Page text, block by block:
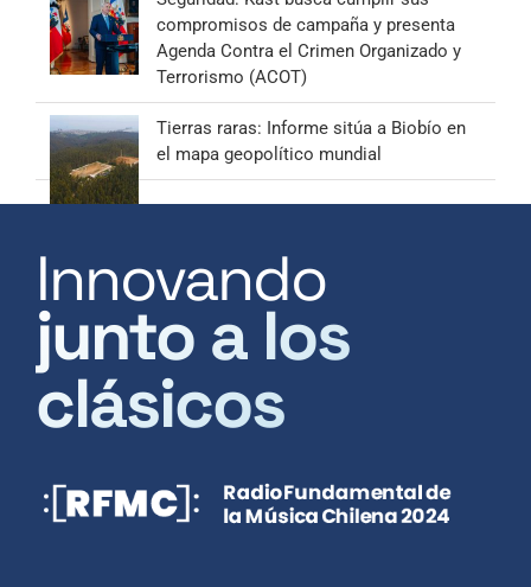
compromisos de campaña y presenta
Agenda Contra el Crimen Organizado y
Terrorismo (ACOT)
Tierras raras: Informe sitúa a Biobío en
el mapa geopolítico mundial
Innovando
junto a los
clásicos